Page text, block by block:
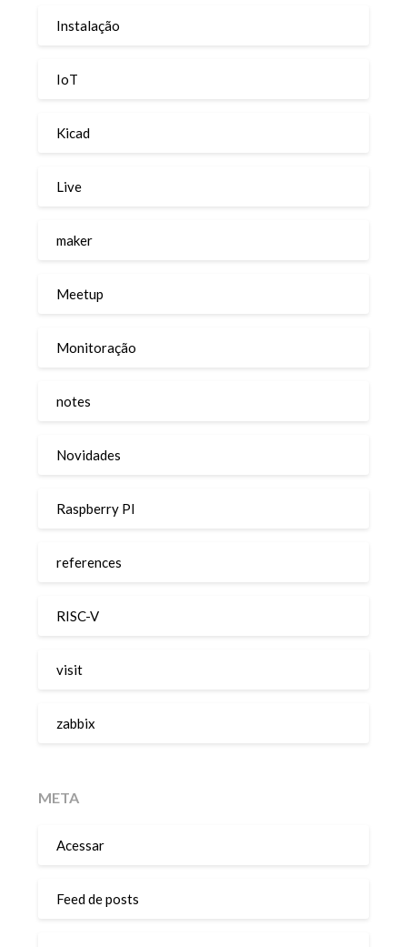
Instalação
IoT
Kicad
Live
maker
Meetup
Monitoração
notes
Novidades
Raspberry PI
references
RISC-V
visit
zabbix
META
Acessar
Feed de posts